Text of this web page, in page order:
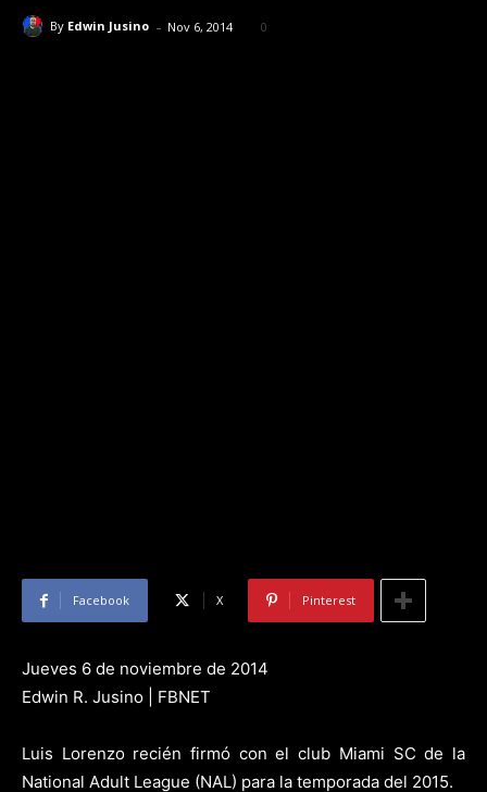
By Edwin Jusino - Nov 6, 2014 0
Facebook X Pinterest
Jueves 6 de noviembre de 2014
Edwin R. Jusino | FBNET
Luis Lorenzo recién firmó con el club Miami SC de la
National Adult League (NAL) para la temporada del 2015.